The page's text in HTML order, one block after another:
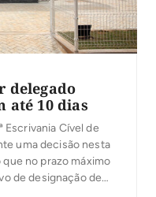
delegado
até 10 dias
Escrivania Cível de
uma decisão nesta
no prazo máximo
de designação de